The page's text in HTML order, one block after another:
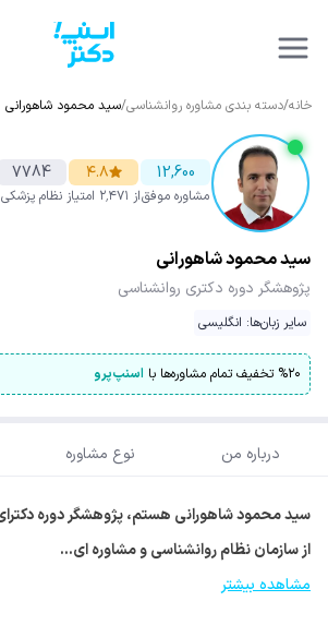
خانه/دسته بندی مشاوره روانشناسی/سید محمود شاهورانی
12,600
مشاوره موفق
۴.۸
از ۲٬۴۷۱ امتیاز
7784
نظام پزشکی
سید محمود شاهورانی
پژوهشگر دوره دکتری روانشناسی
سایر زبان‌ها: انگلیسی
%۲۰ تخفیف تمام مشاوره‌ها با اسنپ‌پرو
درباره من نوع مشاوره
از سازمان نظام روانشناسی و مشاوره ای…
مشاهده بیشتر